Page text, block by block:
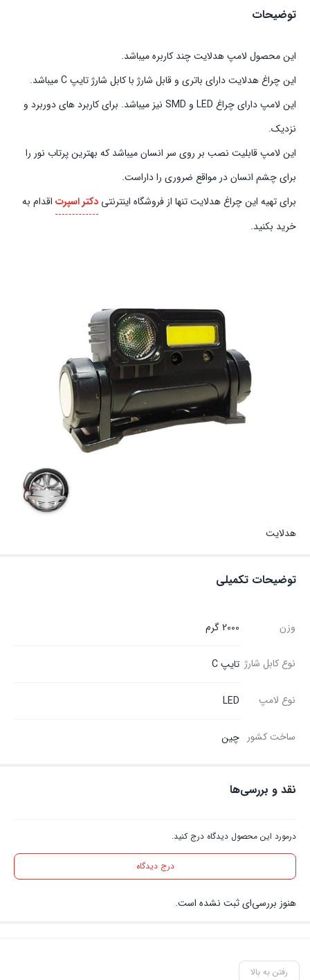
توضیحات
این محصول لامپ هدلایت چند کاربره میباشد.
این چراغ هدلایت دارای باتری و قابل شارژ با کابل شارژ تایپ C میباشد.
این لامپ دارای چراغ LED و SMD نیز میباشد. برای کاربرد های دوربرد و
نزدیک.
این لامپ قابلیت نصب بر روی سر انسان میباشد که بهترین پرتاب نور را
برای چشم انسان در مواقع ضروری را داراست.
برای تهیه این چراغ هدلایت تنها از فروشگاه اینترنتی دکتر اسپرت اقدام به
خرید بکنید.
هدلایت
توضیحات تکمیلی
وزن 2000 گرم
نوع کابل شارژ تایپ C
نوع لامپ LED
ساخت کشور چین
نقد و بررسی‌ها
درمورد این محصول دیدگاه درج کنید.
درج دیدگاه
هنوز بررسی‌ای ثبت نشده است.
رفتن به بالا